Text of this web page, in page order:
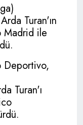
Turan'ın
Madrid ile
Deportivo,
Turan'ı